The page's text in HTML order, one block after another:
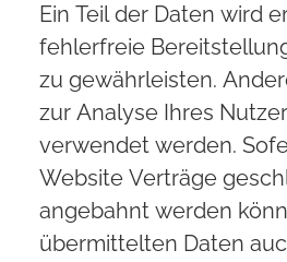
Ein Teil der Daten wird
fehlerfreie
zu gewährleisten.
zur Analyse Ihres
verwendet werden.
Website Verträge
angebahnt werden
übermittelten Daten